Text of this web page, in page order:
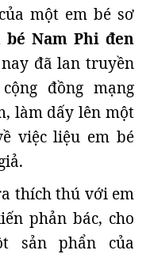
một em bé sơ
bé Nam Phi đen
đã lan truyền
đồng mạng
làm dấy lên một
việc liệu em bé
thích thú với em
phản bác, cho
sản phẩn của